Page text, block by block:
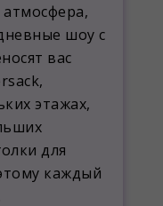
атмосфера,
шоу с
вас
этажах,
для
каждый